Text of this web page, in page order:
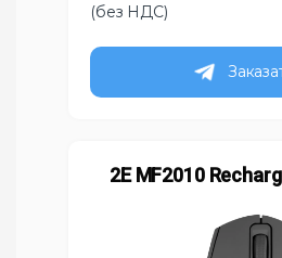
(без НДС)
2E MF2010